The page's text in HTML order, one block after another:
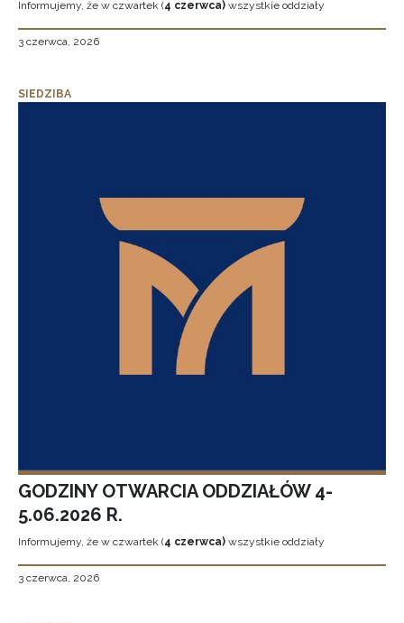
Informujemy, że w czwartek (4 czerwca) wszystkie oddziały
3 czerwca, 2026
SIEDZIBA
GODZINY OTWARCIA ODDZIAŁÓW 4-
5.06.2026 R.
Informujemy, że w czwartek (4 czerwca) wszystkie oddziały
3 czerwca, 2026